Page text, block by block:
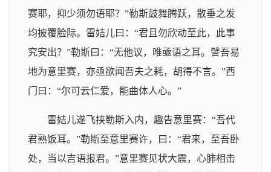
赛耶，抑少须勿语耶？”勒斯鼓舞腾跃，散垂之发
均披覆脸际。雷姞儿曰：“君且勿欣动至此，此事
究安出？”勒斯曰：“无他议，唯亟语之耳。譬吾易
地为意里赛，亦亟欲闻吾夫之耗，胡得不言。”西
门曰：“尔可云仁爱，能曲体人心。”
雷姞儿遂飞挟勒斯入内，趣告意里赛：“吾代
君熟饭耳。”勒斯至意里赛许，曰：“君来，至吾卧
处，当以吉语报君。”意里赛见状大震，心肺相击